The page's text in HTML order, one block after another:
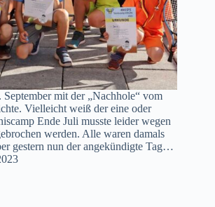
mit der „Nachhole“ vom
Vielleicht weiß der eine oder
Ende Juli musste leider wegen
werden. Alle waren damals
gestern nun der angekündigte Tag…